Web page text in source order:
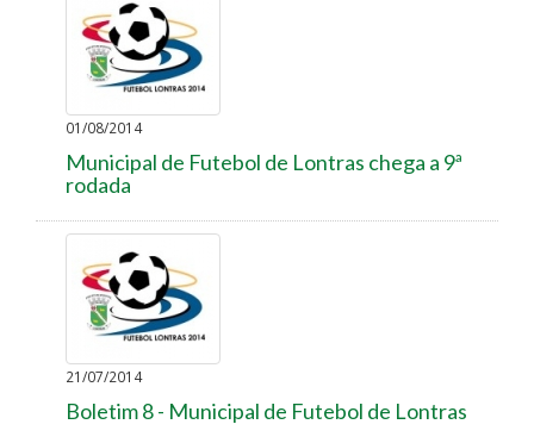
01/08/2014
Municipal de Futebol de Lontras chega a 9ª
rodada
21/07/2014
Boletim 8 - Municipal de Futebol de Lontras